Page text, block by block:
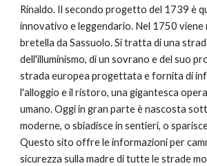
Rinaldo. Il secondo progetto del 1739 è
innovativo e leggendario. Nel 1750 viene
bretella da Sassuolo. Si tratta di una
dell'illuminismo, di un sovrano e del suo
strada europea progettata e fornita di
l'alloggio e il ristoro, una gigantesca
umano. Oggi in gran parte è nascosta
moderne, o sbiadisce in sentieri, o
Questo sito offre le informazioni per
sicurezza sulla madre di tutte le strade